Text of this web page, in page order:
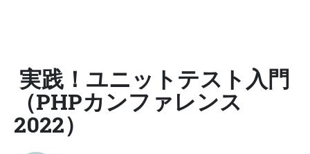
実践！ユニットテスト入門
（PHPカンファレンス
2022）